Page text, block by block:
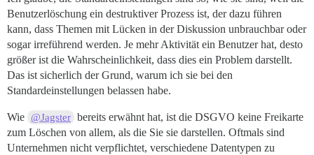
Benutzerlöschung ein destruktiver Prozess ist, der dazu führen
kann, dass Themen mit Lücken in der Diskussion unbrauchbar oder
sogar irreführend werden. Je mehr Aktivität ein Benutzer hat, desto
größer ist die Wahrscheinlichkeit, dass dies ein Problem darstellt.
Das ist sicherlich der Grund, warum ich sie bei den
Standardeinstellungen belassen habe.
Wie @Jagster bereits erwähnt hat, ist die DSGVO keine Freikarte
zum Löschen von allem, als die Sie sie darstellen. Oftmals sind
Unternehmen nicht verpflichtet, verschiedene Datentypen zu